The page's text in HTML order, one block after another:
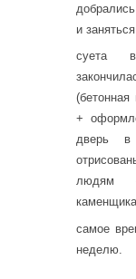
и
суета
+
дверь в
людям
самое
неделю.